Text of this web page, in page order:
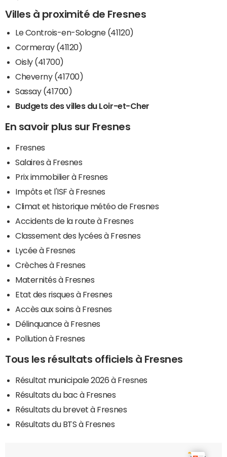
Villes à proximité de Fresnes
Le Controis-en-Sologne (41120)
Cormeray (41120)
Oisly (41700)
Cheverny (41700)
Sassay (41700)
Budgets des villes du Loir-et-Cher
En savoir plus sur Fresnes
Fresnes
Salaires à Fresnes
Prix immobilier à Fresnes
Impôts et l'ISF à Fresnes
Climat et historique météo de Fresnes
Accidents de la route à Fresnes
Classement des lycées à Fresnes
Lycée à Fresnes
Crèches à Fresnes
Maternités à Fresnes
Etat des risques à Fresnes
Accès aux soins à Fresnes
Délinquance à Fresnes
Pollution à Fresnes
Tous les résultats officiels à Fresnes
Résultat municipale 2026 à Fresnes
Résultats du bac à Fresnes
Résultats du brevet à Fresnes
Résultats du BTS à Fresnes